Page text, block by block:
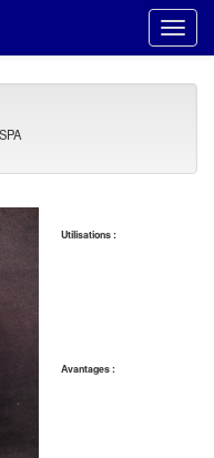
Utilisations :
Avantages :